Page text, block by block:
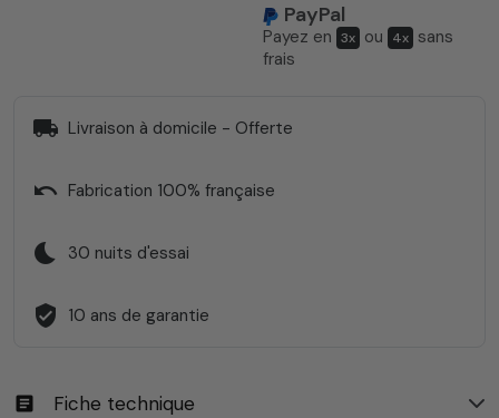
PayPal
Payez en 3x ou 4x sans
frais
local_shipping Livraison à domicile - Offerte
undo Fabrication 100% française
bedtime 30 nuits d'essai
verified_user 10 ans de garantie
article Fiche technique